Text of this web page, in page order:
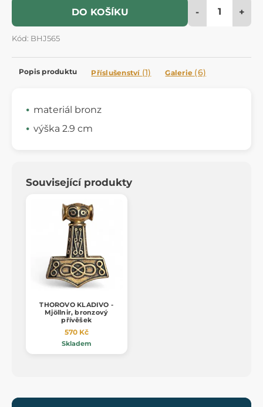
DO KOŠÍKU - +
Kód: BHJ565
Popis produktu Příslušenství (1) Galerie (6)
materiál bronz
výška 2.9 cm
Související produkty
THOROVO KLADIVO -
Mjöllnir, bronzový
přívěšek
570 Kč
Skladem